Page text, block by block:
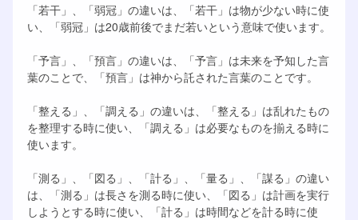
「若干」、「弱冠」の違いは、「若干」は物が少ない時に使
い、「弱冠」は20歳前後でまだ若いという意味で使います。
「予言」、「預言」の違いは、「予言」は未来を予知した言
葉のことで、「預言」は神から託された言葉のことです。
「整える」、「調える」の違いは、「整える」は乱れたもの
を整理する時に使い、「調える」は必要なものを揃える時に
使います。
「測る」、「図る」、「計る」、「量る」、「謀る」の違い
は、「測る」は長さを測る時に使い、「図る」は計画を実行
しようとする時に使い、「計る」は時間などを計る時に使